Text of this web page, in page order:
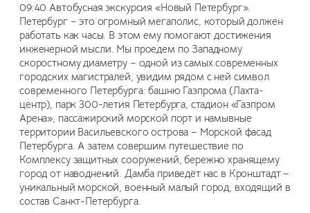
09:40 Автобусная экскурсия «Новый Петербург».
Петербург – это огромный мегаполис, который должен
работать как часы. В этом ему помогают достижения
инженерной мысли. Мы проедем по Западному
скоростному диаметру – одной из самых современных
городских магистралей, увидим рядом с ней символ
современного Петербурга: башню Газпрома (Лахта-
центр), парк 300-летия Петербурга, стадион «Газпром
Арена», пассажирский морской порт и намывные
территории Васильевского острова – Морской фасад
Петербурга. А затем совершим путешествие по
Комплексу защитных сооружений, бережно хранящему
город от наводнений. Дамба приведёт нас в Кронштадт –
уникальный морской, военный малый город, входящий в
состав Санкт-Петербурга.